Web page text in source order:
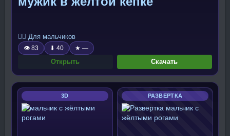
🧍‍♂️ Для мальчиков
👁 83 ⬇ 40 ★ —
Открыть Скачать
3D РАЗВЕРТКА